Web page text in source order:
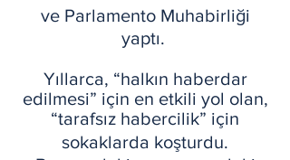
ve Parlamento Muhabirliği
yaptı.
Yıllarca, “halkın haberdar
edilmesi” için en etkili yol olan,
“tarafsız habercilik” için
sokaklarda koşturdu.